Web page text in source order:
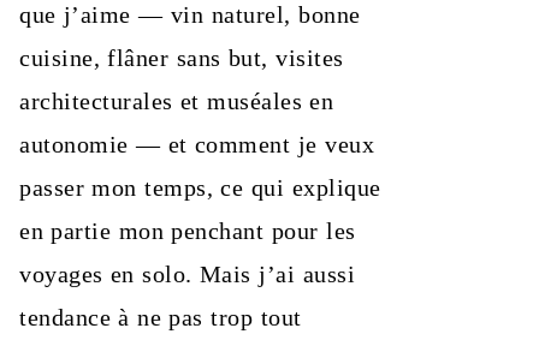
que j’aime — vin naturel, bonne
cuisine, flâner sans but, visites
architecturales et muséales en
autonomie — et comment je veux
passer mon temps, ce qui explique
en partie mon penchant pour les
voyages en solo. Mais j’ai aussi
tendance à ne pas trop tout